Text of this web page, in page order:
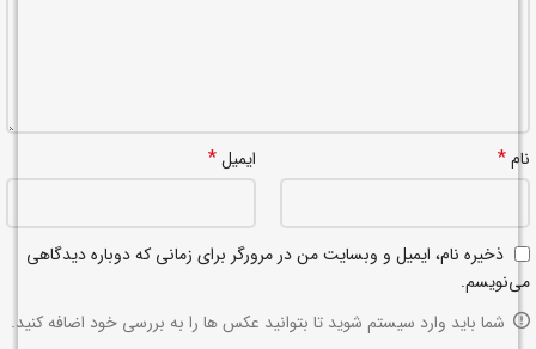
نام* ایمیل*
ذخیره نام، ایمیل و وبسایت من در مرورگر برای زمانی که دوباره دیدگاهی
می‌نویسم.
شما باید وارد سیستم شوید تا بتوانید عکس ها را به بررسی خود اضافه کنید.